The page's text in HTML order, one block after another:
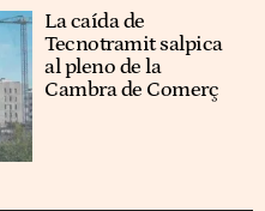
La caída de
Tecnotramit salpica
al pleno de la
Cambra de Comerç